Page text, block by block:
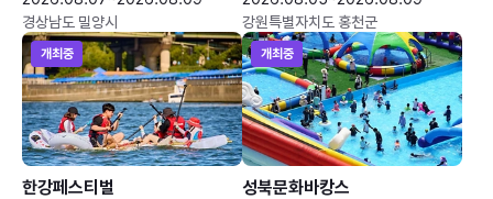
경상남도 밀양시
강원특별자치도 홍천군
개최중
한강페스티벌
개최중
성북문화바캉스